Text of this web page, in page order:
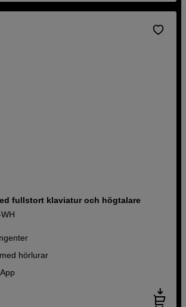
fullstort klaviatur och högtalare
hörlurar